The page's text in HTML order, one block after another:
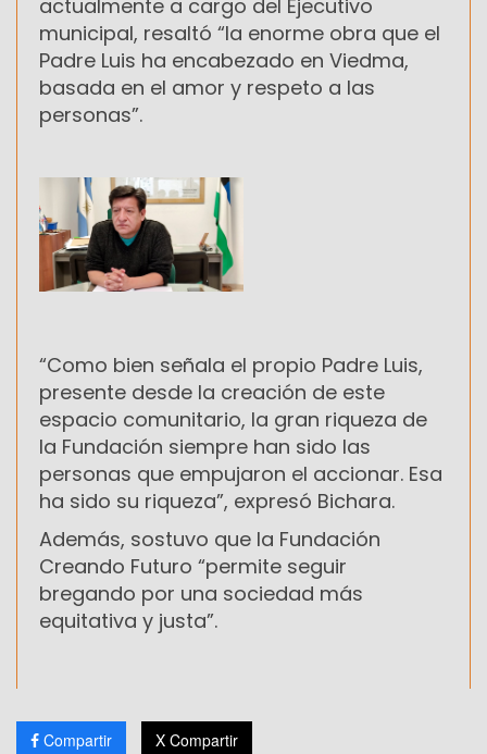
actualmente a cargo del Ejecutivo
municipal, resaltó “la enorme obra que el
Padre Luis ha encabezado en Viedma,
basada en el amor y respeto a las
personas”.
“Como bien señala el propio Padre Luis,
presente desde la creación de este
espacio comunitario, la gran riqueza de
la Fundación siempre han sido las
personas que empujaron el accionar. Esa
ha sido su riqueza”, expresó Bichara.
Además, sostuvo que la Fundación
Creando Futuro “permite seguir
bregando por una sociedad más
equitativa y justa”.
Compartir X Compartir